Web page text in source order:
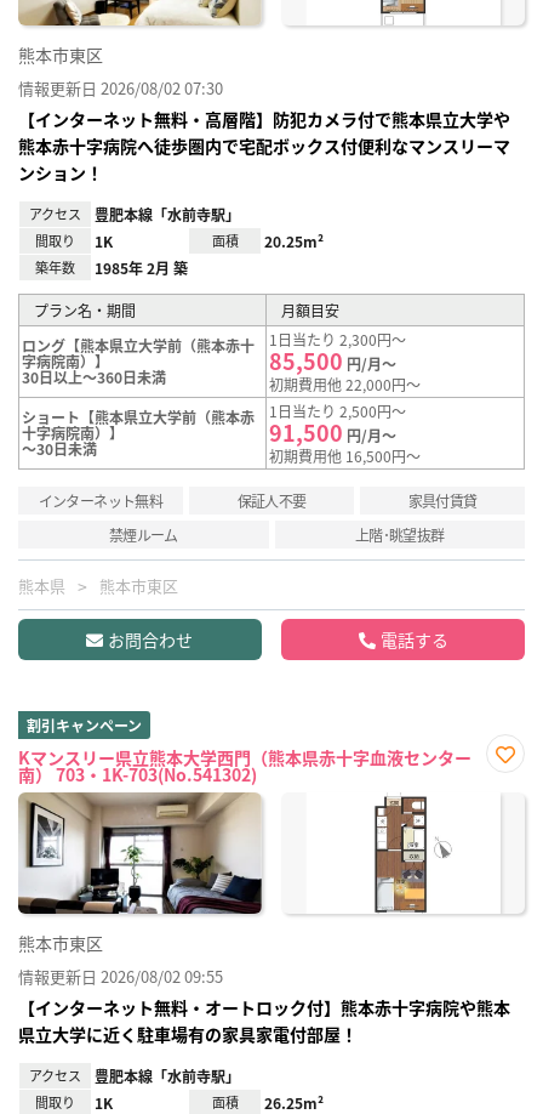
熊本市東区
情報更新日 2026/08/02 07:30
【インターネット無料・高層階】防犯カメラ付で熊本県立大学や
熊本赤十字病院へ徒歩圏内で宅配ボックス付便利なマンスリーマ
ンション！
アクセス 豊肥本線「水前寺駅」
間取り 1K 面積 20.25m²
築年数 1985年 2月 築
プラン名・期間
月額目安
ロング【熊本県立大学前（熊本赤十
字病院南）】
30日以上～360日未満
1日当たり 2,300円～
85,500 円/月～
初期費用他 22,000円～
ショート【熊本県立大学前（熊本赤
十字病院南）】
～30日未満
1日当たり 2,500円～
91,500 円/月～
初期費用他 16,500円～
インターネット無料 保証人不要
家具付賃貸
禁煙ルーム
上階･眺望抜群
熊本県 熊本市東区
お問合わせ 電話する
割引キャンペーン
Kマンスリー県立熊本大学西門（熊本県赤十字血液センター
南） 703・1K-703(No.541302)
に入
熊本市東区
情報更新日 2026/08/02 09:55
【インターネット無料・オートロック付】熊本赤十字病院や熊本
県立大学に近く駐車場有の家具家電付部屋！
アクセス 豊肥本線「水前寺駅」
間取り 1K 面積 26.25m²